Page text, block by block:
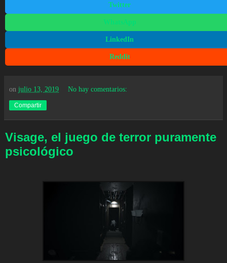
Twitter
WhatsApp
LinkedIn
Reddit
on julio 13, 2019 No hay comentarios:
Compartir
Visage, el juego de terror puramente
psicológico